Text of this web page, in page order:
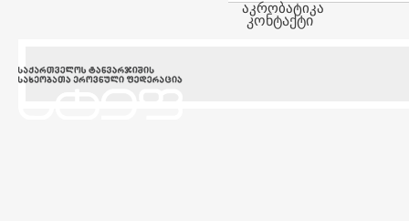
აკრობატიკა
კონტაქტი